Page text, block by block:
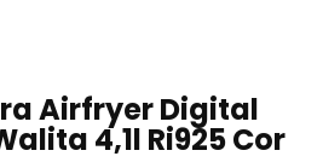
Airfryer Digital
4,1l Ri925 Cor